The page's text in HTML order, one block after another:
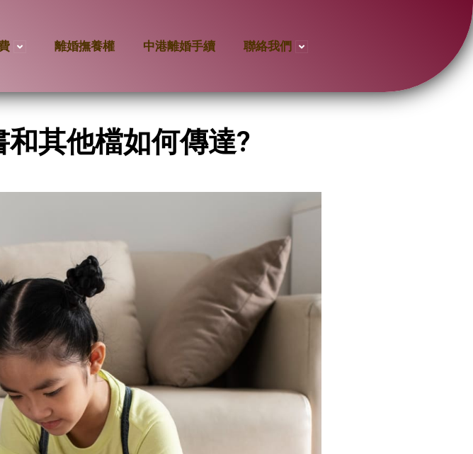
離婚撫養權 中港離婚手續 聯絡我們
其他檔如何傳達?